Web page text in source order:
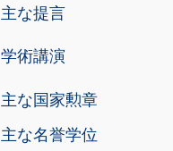
主な提言
学術講演
主な国家勲章
主な名誉学位